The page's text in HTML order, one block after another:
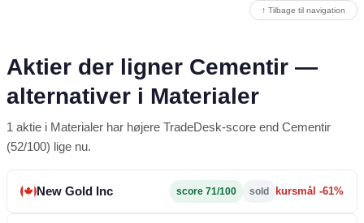
↑ Tilbage til navigation
Aktier der ligner Cementir —
alternativer i Materialer
1 aktie i Materialer har højere TradeDesk-score end Cementir
(52/100) lige nu.
New Gold Inc score 71/100 sold kursmål -61%